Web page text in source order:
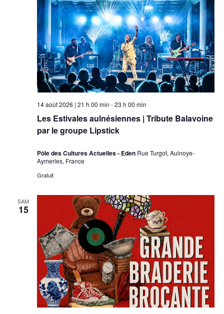
Les Estivales aulnésiennes | Tribute Balavoine
par le groupe Lipstick
14 août 2026 | 21 h 00 min -23 h 00 min
Pôle des Cultures Actuelles - Eden Rue Turgot, Aulnoye-
Aymeries, France
Gratuit
SAM
15